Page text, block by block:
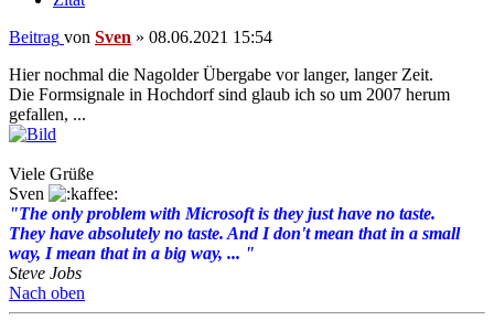
Beitrag von Sven » 08.06.2021 15:54
Hier nochmal die Nagolder Übergabe vor langer, langer Zeit.
Die Formsignale in Hochdorf sind glaub ich so um 2007 herum
gefallen, ...
Viele Grüße
Sven
"The only problem with Microsoft is they just have no taste.
They have absolutely no taste. And I don't mean that in a small
way, I mean that in a big way, ... "
Steve Jobs
Nach oben